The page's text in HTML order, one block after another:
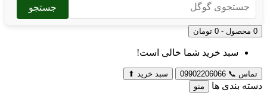
جستجو
0 محصول - 0 تومان
سبد خرید شما خالی است!
تماس 📞
09902206066 سبد خرید ⬆
دسته بندی ها منو